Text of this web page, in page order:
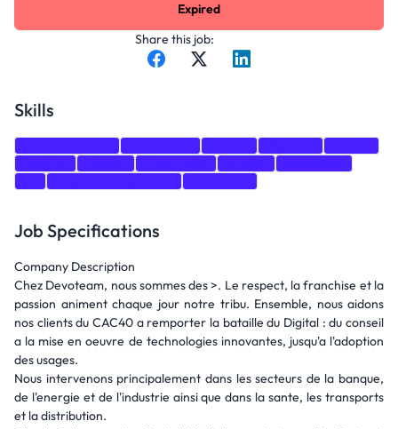
Share this job:
Expired
Skills
Job Specifications
Company Description
Chez Devoteam, nous sommes des >. Le respect, la franchise et la
passion animent chaque jour notre tribu. Ensemble, nous aidons
nos clients du CAC40 a remporter la bataille du Digital : du conseil
a la mise en oeuvre de technologies innovantes, jusqu'a l'adoption
des usages.
Nous intervenons principalement dans les secteurs de la banque,
de l'energie et de l'industrie ainsi que dans la sante, les transports
et la distribution.